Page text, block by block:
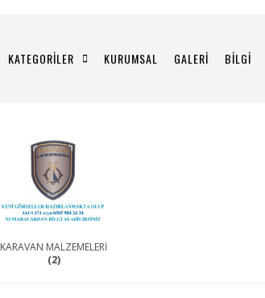
KATEGORİLER KURUMSAL GALERİ BİLGİ
KARAVAN MALZEMELERİ
(2)